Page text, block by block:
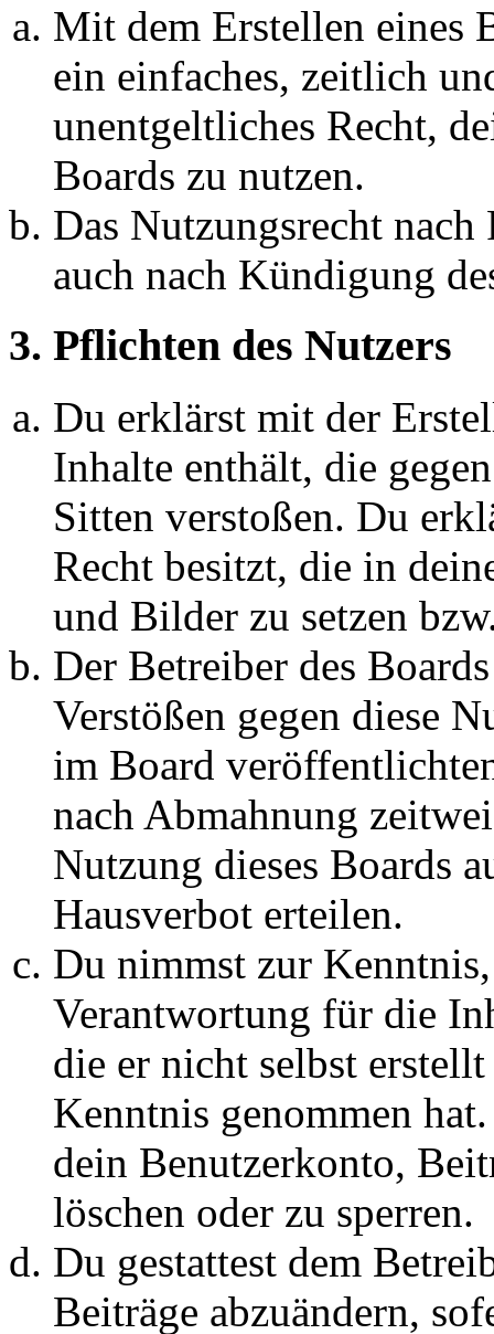
Mit dem Erstellen eines
ein einfaches, zeitlich
unentgeltliches Recht,
Boards zu nutzen.
Das Nutzungsrecht
auch nach Kündigung
3. Pflichten des Nutzers
Du erklärst mit der
Inhalte enthält, die
Sitten verstoßen. Du
Recht besitzt, die in
und Bilder zu setzen
Der Betreiber des
Verstößen gegen diese
im Board
nach Abmahnung
Nutzung dieses Boards
Hausverbot erteilen.
Du nimmst zur
Verantwortung für die
die er nicht selbst
Kenntnis genommen
dein Benutzerkonto,
löschen oder zu sperren.
Du gestattest dem
Beiträge abzuändern,